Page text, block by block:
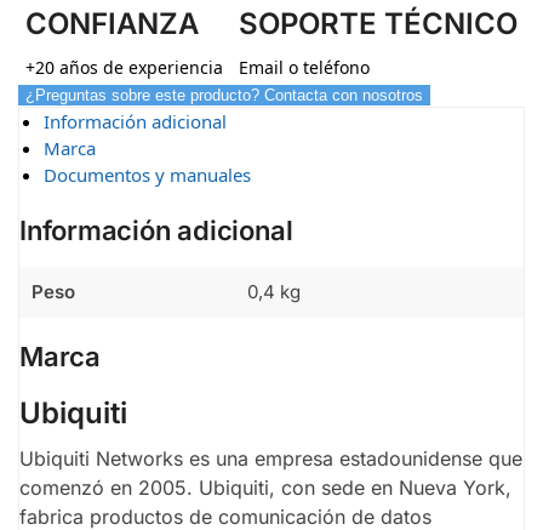
CONFIANZA
+20 años de experiencia
SOPORTE TÉCNICO
Email o teléfono
¿Preguntas sobre este producto? Contacta con nosotros
Información adicional
Marca
Documentos y manuales
Información adicional
Peso 0,4 kg
Marca
Ubiquiti
Ubiquiti Networks es una empresa estadounidense que
comenzó en 2005. Ubiquiti, con sede en Nueva York,
fabrica productos de comunicación de datos